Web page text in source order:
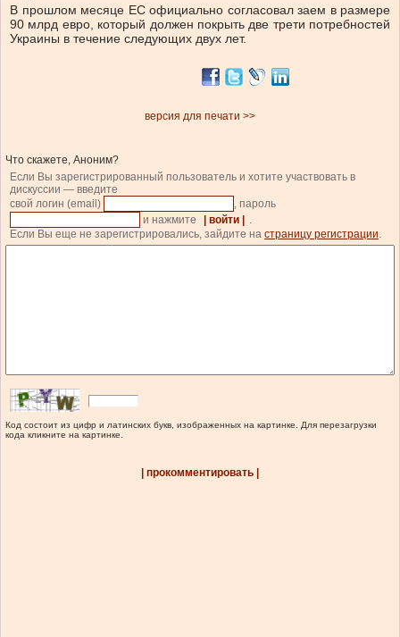
В прошлом месяце ЕС официально согласовал заем в размере
90 млрд евро, который должен покрыть две трети потребностей
Украины в течение следующих двух лет.
версия для печати >>
Что скажете, Аноним?
Если Вы зарегистрированный пользователь и хотите участвовать в
дискуссии — введите
свой логин (email)
, пароль
и нажмите
| войти |
.
Если Вы еще не зарегистрировались, зайдите на страницу регистрации.
Код состоит из цифр и латинских букв, изображенных на картинке. Для перезагрузки
кода кликните на картинке.
| прокомментировать |